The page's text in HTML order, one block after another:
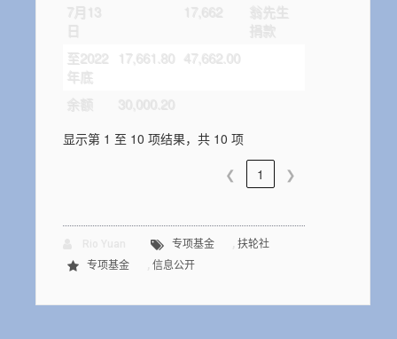
翁先生
至2022
年底
17,661.80 47,662.00
显示第 1 至 10 项结果，共 10 项
❮
1 ❯
专项基金
扶轮社
专项基金
信息公开